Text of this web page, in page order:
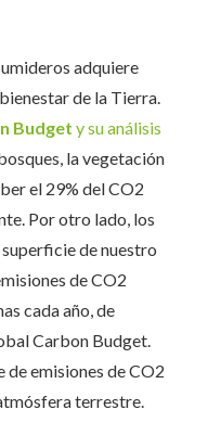
adquiere
de la Tierra.
Budget y su análisis
la vegetación
el 29% del CO2
Por otro lado, los
de nuestro
de CO2
cada año, de
Carbon Budget.
de emisiones de CO2
terrestre.